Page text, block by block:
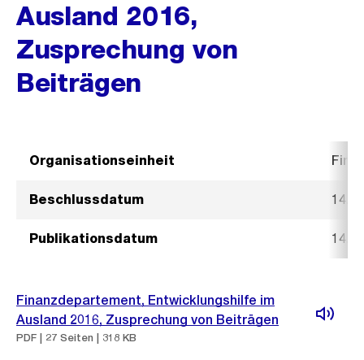
Ausland 2016,
Zusprechung von
Beiträgen
Organisationseinheit
Beschlussdatum 14.
Publikationsdatum 14.
Finanzdepartement, Entwicklungshilfe im
Ausland 2016, Zusprechung von Beiträgen
PDF | 27 Seiten | 318 KB